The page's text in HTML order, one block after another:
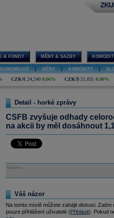
& FONDY MĚNY & SAZBY
MĚNY KOMODITY
CZK/€ 24,240 0,06% CZK/$ 21,031 0,00%
Detail - horké zprávy
CSFB zvyšuje odhady
na akcii by měl dosáhnout
Reklama
Váš názor
Na tomto místě můžete zahájit diskusi.
pouze přihlášení uživatelé (Přihlásit). Pokud